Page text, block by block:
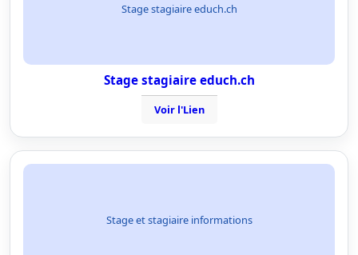
Stage stagiaire educh.ch
Stage stagiaire educh.ch
Voir l'Lien
Stage et stagiaire informations